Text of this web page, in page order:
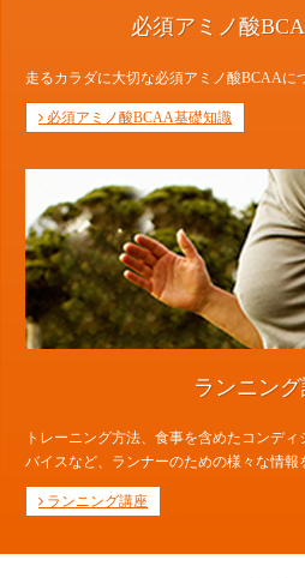
必須アミノ酸
走るカラダに大切な必須アミノ酸BCAAに
必須アミノ酸BCAA基礎知識
ランニン
トレーニング方法、食事を含めたコンデ
バイスなど、ランナーのための様々な情報
ランニング講座